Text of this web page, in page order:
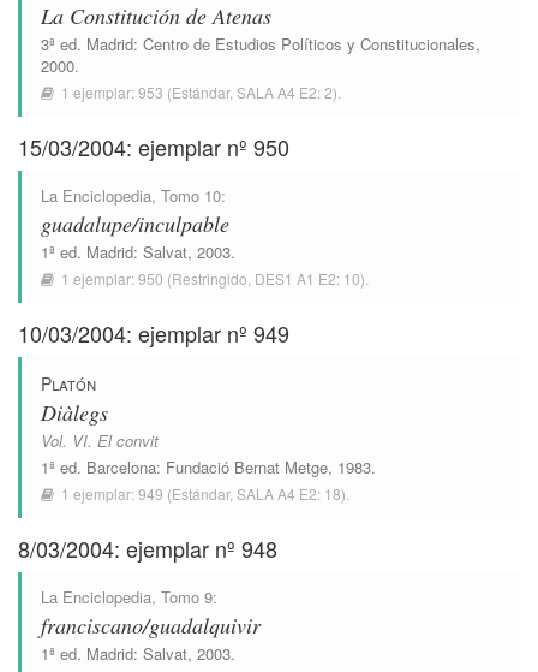
La Constitución de Atenas
3ª ed. Madrid: Centro de Estudios Políticos y Constitucionales,
2000.
1 ejemplar:953 (Estándar, SALA A4 E2: 2).
15/03/2004: ejemplar nº 950
La Enciclopedia, Tomo 10:
guadalupe/inculpable
1ª ed. Madrid: Salvat, 2003.
1 ejemplar:950 (Restringido, DES1 A1 E2: 10).
10/03/2004: ejemplar nº 949
Platón
Diàlegs
Vol. VI. El convit
1ª ed. Barcelona: Fundació Bernat Metge, 1983.
1 ejemplar:949 (Estándar, SALA A4 E2: 18).
8/03/2004: ejemplar nº 948
La Enciclopedia, Tomo 9:
franciscano/guadalquivir
1ª ed. Madrid: Salvat, 2003.